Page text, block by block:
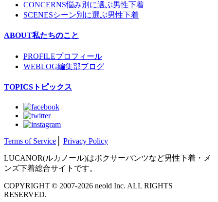
CONCERNS悩み別に選ぶ男性下着
SCENESシーン別に選ぶ男性下着
ABOUT私たちのこと
PROFILEプロフィール
WEBLOG編集部ブログ
TOPICS トピックス
Terms of Service Privacy Policy
LUCANOR(ルカノール)はボクサーパンツなど男性下着・メ
ンズ下着総合サイトです。
COPYRIGHT © 2007-2026 neold Inc. ALL RIGHTS
RESERVED.